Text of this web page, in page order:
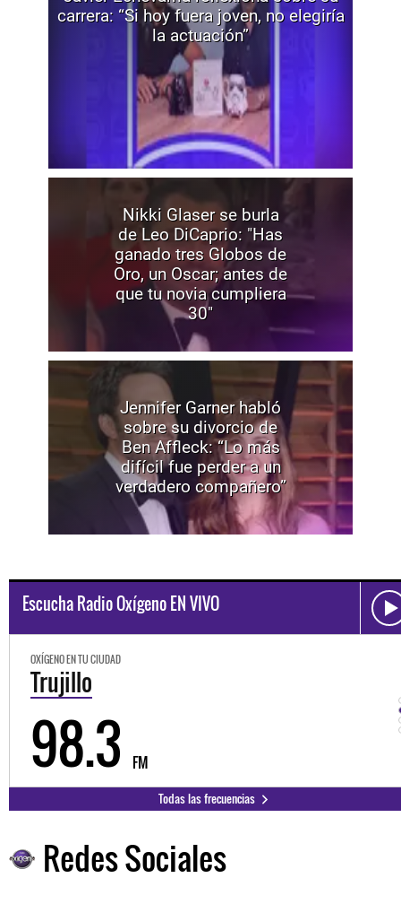
carrera: “Si hoy fuera joven, no elegiría
la actuación”
Nikki Glaser se burla
de Leo DiCaprio: "Has
ganado tres Globos de
Oro, un Oscar; antes de
que tu novia cumpliera
30"
Jennifer Garner habló
sobre su divorcio de
Ben Affleck: “Lo más
difícil fue perder a un
verdadero compañero”
Escucha Radio Oxígeno EN VIVO
OXÍGENO EN TU CIUDAD
Trujillo
98.3 FM
Todas las frecuencias
Redes Sociales